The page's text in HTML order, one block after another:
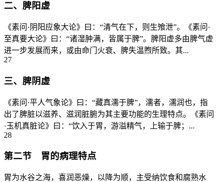
二、脾阳虚
《素问·阴阳应象大论》曰：“清气在下，则生飧泄”。《素问·
至真要大论》曰：“诸湿肿满，皆属于脾”。脾阳虚多由脾气虚
进一步发展而来，或由命门火衰、脾失温煦所致。其...
27
三、脾阴虚
《素问·平人气象论》曰：“藏真濡于脾”，濡者，濡润也，指
出了脾脏以滋养、滋润脏腑为其主要功能的生理特点。《素问
·玉机真脏论》曰：“饮入于胃，游溢精气，上输于脾；...
28
第二节 胃的病理特点
胃为水谷之海，喜润恶燥，以降为顺，主受纳饮食和腐熟水